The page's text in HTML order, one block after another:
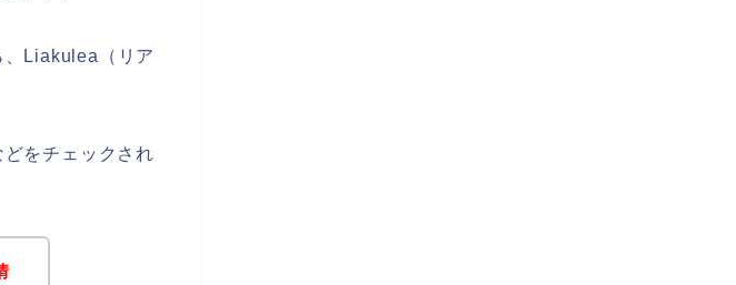
、Liakulea（リア
をチェックされ